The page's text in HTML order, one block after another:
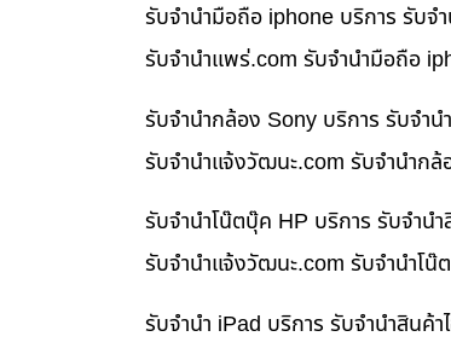
รับจำนำมือถือ iphone บริการ รับจ
รับจํานําแพร่.com รับจำนำมือถือ
รับจำนำกล้อง Sony บริการ รับจำ
รับจํานําแจ้งวัฒนะ.com รับจำนำก
รับจำนำโน๊ตบุ๊ค HP บริการ รับจำน
รับจํานําแจ้งวัฒนะ.com รับจำนำโ
รับจำนำ iPad บริการ รับจำนำสินค้